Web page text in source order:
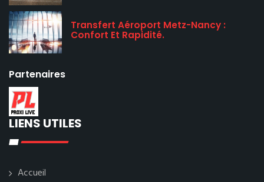
Transfert Aéroport Metz-Nancy :
Confort Et Rapidité.
Partenaires
LIENS UTILES
Accueil